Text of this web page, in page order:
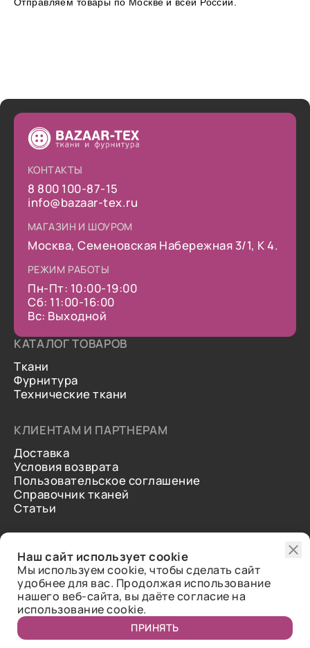
КОНТАКТЫ
8 800 100-87-15
info@bazaar-tex.ru
МАГАЗИН И ШОУРОМ
Москва, Семеновская Набережная 3/1, К 4.
РЕЖИМ РАБОТЫ
Пн-Пт: 10:00-19:00
Сб: 11:00-16:00
Вс: Выходной
КАТАЛОГ ТОВАРОВ
Ткани
Фурнитура
Технические ткани
КЛИЕНТАМ И ПАРТНЕРАМ
Доставка
Условия возврата
Пользовательское соглашение
Справочник тканей
Статьи
О нас
Контакты
Отзывы
Наш сайт использует cookie
Мы используем cookie, чтобы сделать сайт
удобнее для вас. Продолжая использование
нашего веб-сайта, вы даёте согласие на
использование cookie.
ПРИНЯТЬ